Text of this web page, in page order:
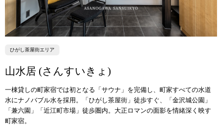
ひがし茶屋街エリア
山水居 (さんすいきょ)
一棟貸しの町家宿では初となる「サウナ」を完備し、町家すべての水道
水にナノバブル水を採用。「ひがし茶屋街」徒歩すぐ、「金沢城公園」
「兼六園」「近江町市場」徒歩圏内。大正ロマンの面影を情緒深く映す
町家宿。